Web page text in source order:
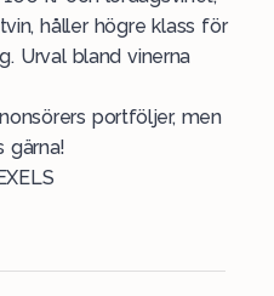
håller högre klass för
Urval bland vinerna
portföljer, men
gärna!